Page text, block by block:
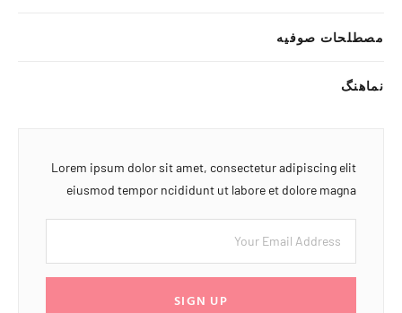
مصطلحات صوفیه
نماهنگ
Lorem ipsum dolor sit amet, consectetur adipiscing elit
eiusmod tempor ncididunt ut labore et dolore magna
SIGN UP